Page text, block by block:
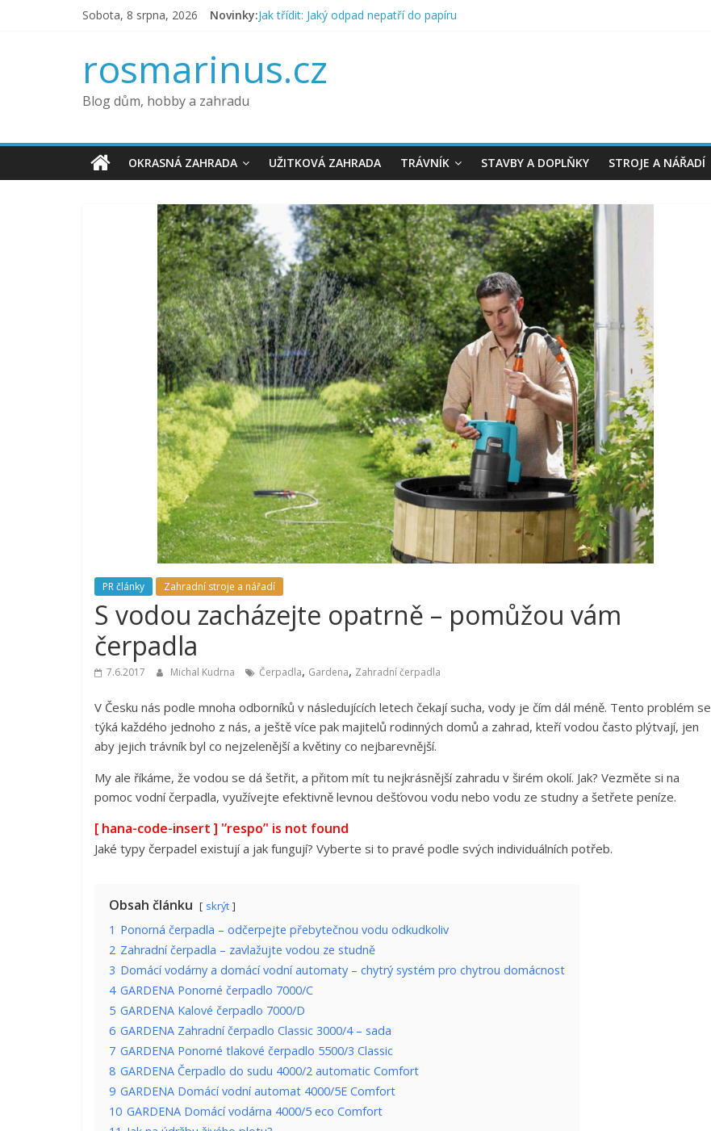
Sobota, 8 srpna, 2026 Novinky:Jak třídit: Jaký odpad nepatří do papíru
Co kdy vysévat – výsevní kalendář
Jak pěstovat zeleninu v truhlíku
rosmarinus.cz
Blog dům, hobby a zahradu
OKRASNÁ ZAHRADA UŽITKOVÁ ZAHRADA TRÁVNÍK STAVBY A DOPLŇKY STROJE A NÁŘADÍ
PR články Zahradní stroje a nářadí
S vodou zacházejte opatrně – pomůžou vám
čerpadla
7.6.2017 Michal Kudrna Čerpadla, Gardena, Zahradní čerpadla
V Česku nás podle mnoha odborníků v následujících letech čekají sucha, vody je čím dál méně. Tento problém se
týká každého jednoho z nás, a ještě více pak majitelů rodinných domů a zahrad, kteří vodou často plýtvají, jen
aby jejich trávník byl co nejzelenější a květiny co nejbarevnější.
My ale říkáme, že vodou se dá šetřit, a přitom mít tu nejkrásnější zahradu v širém okolí. Jak? Vezměte si na
pomoc vodní čerpadla, využívejte efektivně levnou dešťovou vodu nebo vodu ze studny a šetřete peníze.
[ hana-code-insert ] '’respo’' is not found
Jaké typy čerpadel existují a jak fungují? Vyberte si to pravé podle svých individuálních potřeb.
Obsah článku skrýt
1 Ponorná čerpadla – odčerpejte přebytečnou vodu odkudkoliv
2 Zahradní čerpadla – zavlažujte vodou ze studně
3 Domácí vodárny a domácí vodní automaty – chytrý systém pro chytrou domácnost
4 GARDENA Ponorné čerpadlo 7000/C
5 GARDENA Kalové čerpadlo 7000/D
6 GARDENA Zahradní čerpadlo Classic 3000/4 – sada
7 GARDENA Ponorné tlakové čerpadlo 5500/3 Classic
8 GARDENA Čerpadlo do sudu 4000/2 automatic Comfort
9 GARDENA Domácí vodní automat 4000/5E Comfort
10 GARDENA Domácí vodárna 4000/5 eco Comfort